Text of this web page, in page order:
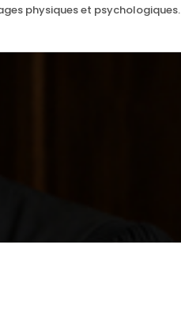
physiques et psychologiques.